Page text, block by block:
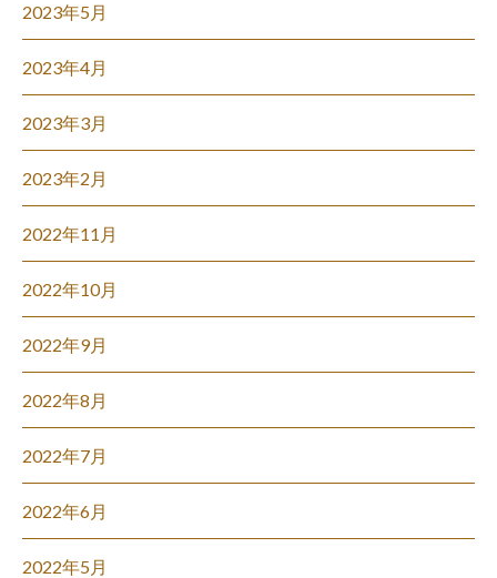
2023年5月
2023年4月
2023年3月
2023年2月
2022年11月
2022年10月
2022年9月
2022年8月
2022年7月
2022年6月
2022年5月